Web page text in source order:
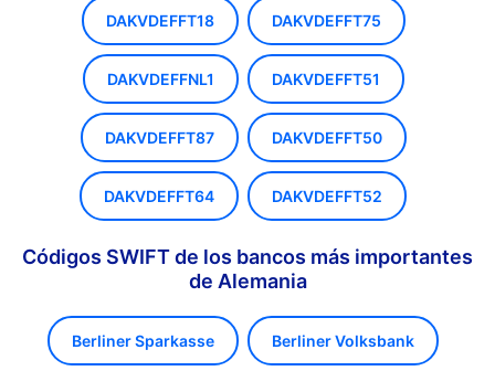
DAKVDEFFT18 DAKVDEFFT75
DAKVDEFFNL1 DAKVDEFFT51
DAKVDEFFT87 DAKVDEFFT50
DAKVDEFFT64 DAKVDEFFT52
Códigos SWIFT de los bancos más importantes
de Alemania
Berliner Sparkasse Berliner Volksbank